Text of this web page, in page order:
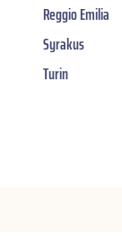
Reggio Emilia
Syrakus
Turin